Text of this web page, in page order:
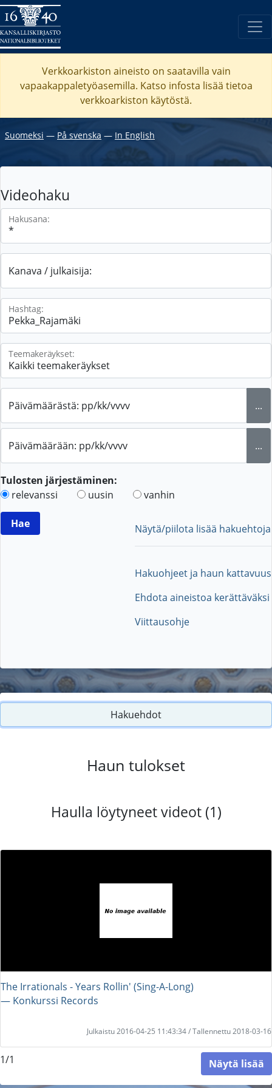
Verkkoarkiston aineisto on saatavilla vain
vapaakappaletyöasemilla. Katso infosta lisää tietoa
verkkoarkiston käytöstä.
Suomeksi ― På svenska ― In English
Videohaku
Hakusana:
Kanava / julkaisija:
Hashtag:
Teemakeräykset:
Päivämäärästä: pp/kk/vvvv ...
Päivämäärään: pp/kk/vvvv ...
Tulosten järjestäminen:
relevanssi
uusin vanhin
Näytä/piilota lisää hakuehtoja
Hakuohjeet ja haun kattavuus
Ehdota aineistoa kerättäväksi
Viittausohje
Hakuehdot
Haun tulokset
Haulla löytyneet videot (1)
The Irrationals - Years Rollin' (Sing-A-Long)
― Konkurssi Records
Julkaistu 2016-04-25 11:43:34 / Tallennettu 2018-03-16
1/1 Näytä lisää